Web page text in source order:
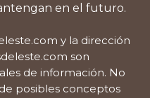
en el futuro.
y la dirección
son
de información. No
posibles conceptos